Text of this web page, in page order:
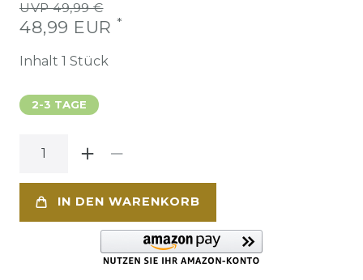
UVP 49,99 €
48,99 EUR *
Inhalt 1 Stück
2-3 TAGE
IN DEN WARENKORB